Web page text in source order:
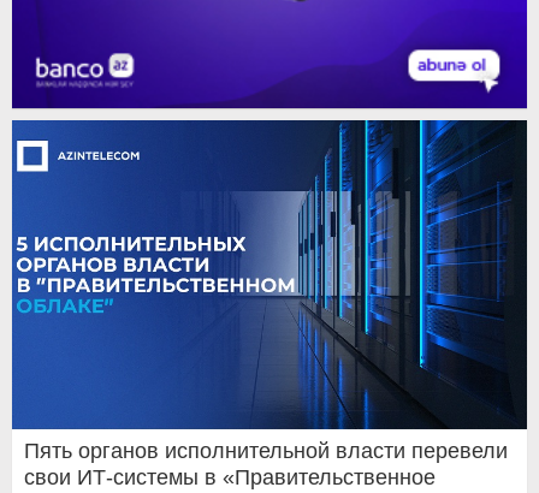
Пять органов исполнительной власти перевели
свои ИТ-системы в «Правительственное